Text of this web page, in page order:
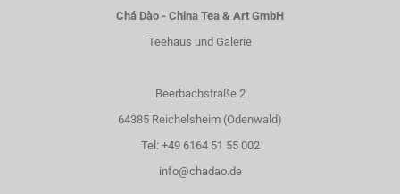
Chá Dào - China Tea & Art GmbH
Teehaus und Galerie
Beerbachstraße 2
64385 Reichelsheim (Odenwald)
Tel: +49 6164 51 55 002
info@chadao.de